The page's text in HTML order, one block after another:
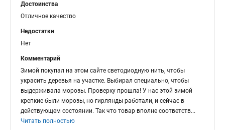
Достоинства
Отличное качество
Недостатки
Нет
Комментарий
Зимой покупал на этом сайте светодиодную нить, чтобы
украсить деревья на участке. Выбирал специально, чтобы
выдерживала морозы. Проверку прошла! У нас этой зимой
крепкие были морозы, но гирлянды работали, и сейчас в
действующем состоянии. Так что товар вполне соответств...
Читать полностью